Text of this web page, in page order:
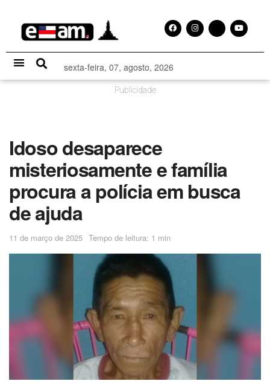
sexta-feira, 07, agosto, 2026
Publicidade
Idoso desaparece
misteriosamente e família
procura a polícia em busca
de ajuda
11 de março de 2025 Tempo de leitura: 1 min